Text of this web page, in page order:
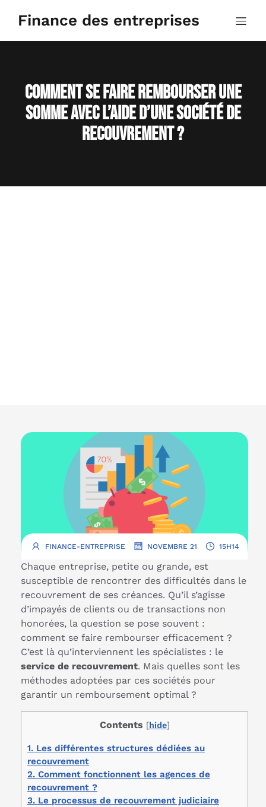
contenuFinance des entreprises
Comment se faire rembourser une
somme avec l’aide d’une société de
recouvrement ?
FINANCE-ENTREPRISE NOVEMBRE 21 15H14
Chaque entreprise, petite ou grande, est
susceptible de rencontrer des difficultés dans le
recouvrement de ses créances. Qu’il s’agisse
d’impayés de clients ou de transactions non
honorées, la question se pose souvent :
comment se faire rembourser efficacement ?
C’est là qu’interviennent les spécialistes : le
service de recouvrement. Mais quelles sont les
méthodes adoptées par ces sociétés pour
garantir un remboursement optimal ?
Contents [hide]
1. Les différentes structures dédiées au
recouvrement
2. Comment fonctionnent les agences de
recouvrement ?
3. Le processus de recouvrement judiciaire